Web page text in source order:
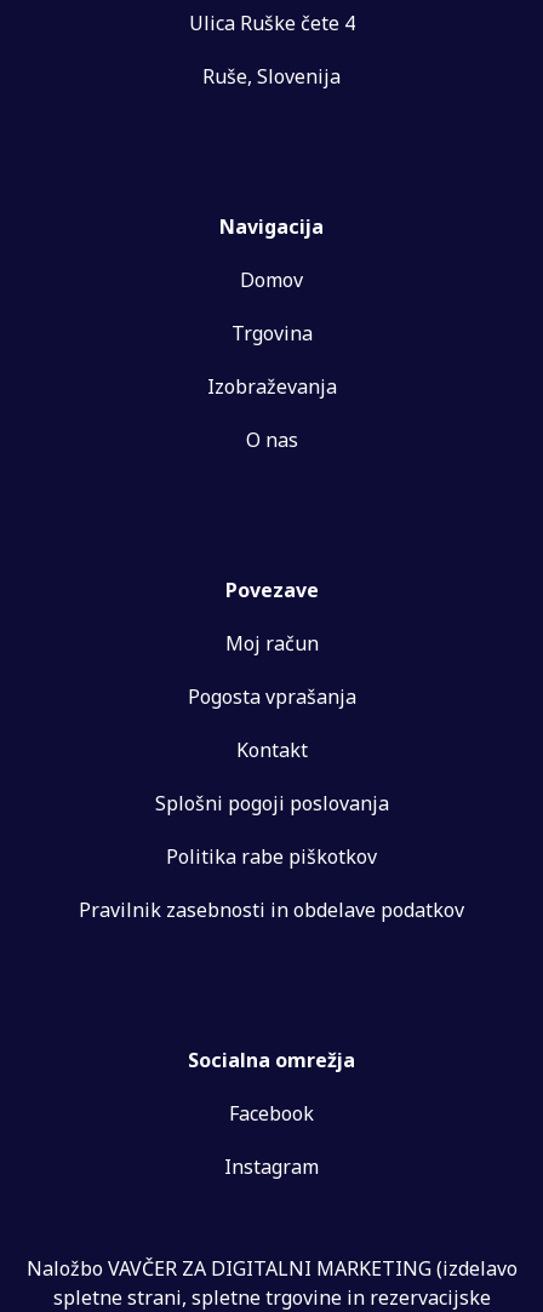
Ulica Ruške čete 4
Ruše, Slovenija
Navigacija
Domov
Trgovina
Izobraževanja
O nas
Povezave
Moj račun
Pogosta vprašanja
Kontakt
Splošni pogoji poslovanja
Politika rabe piškotkov
Pravilnik zasebnosti in obdelave podatkov
Socialna omrežja
Facebook
Instagram
Naložbo VAVČER ZA DIGITALNI MARKETING (izdelavo
spletne strani, spletne trgovine in rezervacijske